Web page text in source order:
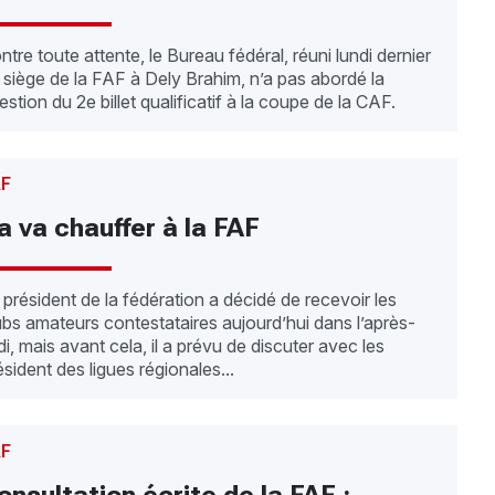
toute attente, le Bureau fédéral, réuni lundi dernier
de la FAF à Dely Brahim, n’a pas abordé la
du 2e billet qualificatif à la coupe de la CAF.
va chauffer à la FAF
de la fédération a décidé de recevoir les
amateurs contestataires aujourd’hui dans l’après-
mais avant cela, il a prévu de discuter avec les
des ligues régionales...